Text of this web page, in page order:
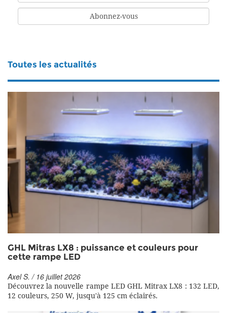
Toutes les actualités
GHL Mitras LX8 : puissance et couleurs pour
cette rampe LED
Axel S. / 16 juillet 2026
Découvrez la nouvelle rampe LED GHL Mitrax LX8 : 132 LED,
12 couleurs, 250 W, jusqu'à 125 cm éclairés.